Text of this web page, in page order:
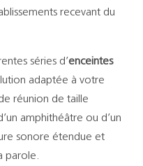
recevant du
séries d’enceintes
adaptée à votre
réunion de taille
amphithéâtre ou d’un
sonore étendue et
parole.